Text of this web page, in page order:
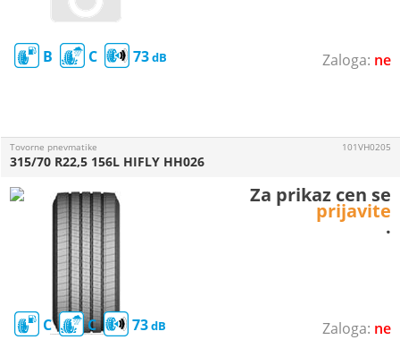
ne
B C 73
ne
Tovorne pnevmatike
C C 73
315/70 R22,5 156L HIFLY HH026
101VH0205
Za prikaz cen se
prijavite
.